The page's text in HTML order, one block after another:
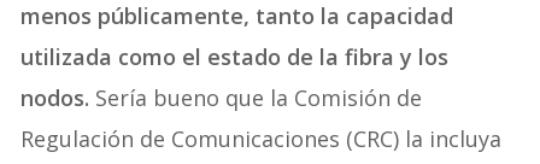
menos públicamente, tanto la capacidad
utilizada como el estado de la fibra y los
nodos. Sería bueno que la Comisión de
Regulación de Comunicaciones (CRC) la incluya